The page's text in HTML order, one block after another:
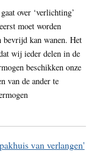
over ‘verlichting’
moet worden
kan wanen. Het
wij ieder delen in de
beschikken onze
van de ander te
van verlangen'